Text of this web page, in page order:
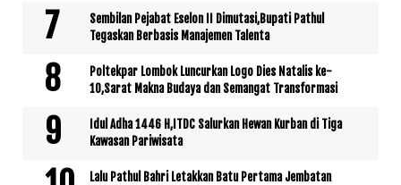
Sembilan Pejabat Eselon II Dimutasi,Bupati Pathul
Tegaskan Berbasis Manajemen Talenta
Poltekpar Lombok Luncurkan Logo Dies Natalis ke-
10,Sarat Makna Budaya dan Semangat Transformasi
Idul Adha 1446 H,ITDC Salurkan Hewan Kurban di Tiga
Kawasan Pariwisata
Lalu Pathul Bahri Letakkan Batu Pertama Jembatan